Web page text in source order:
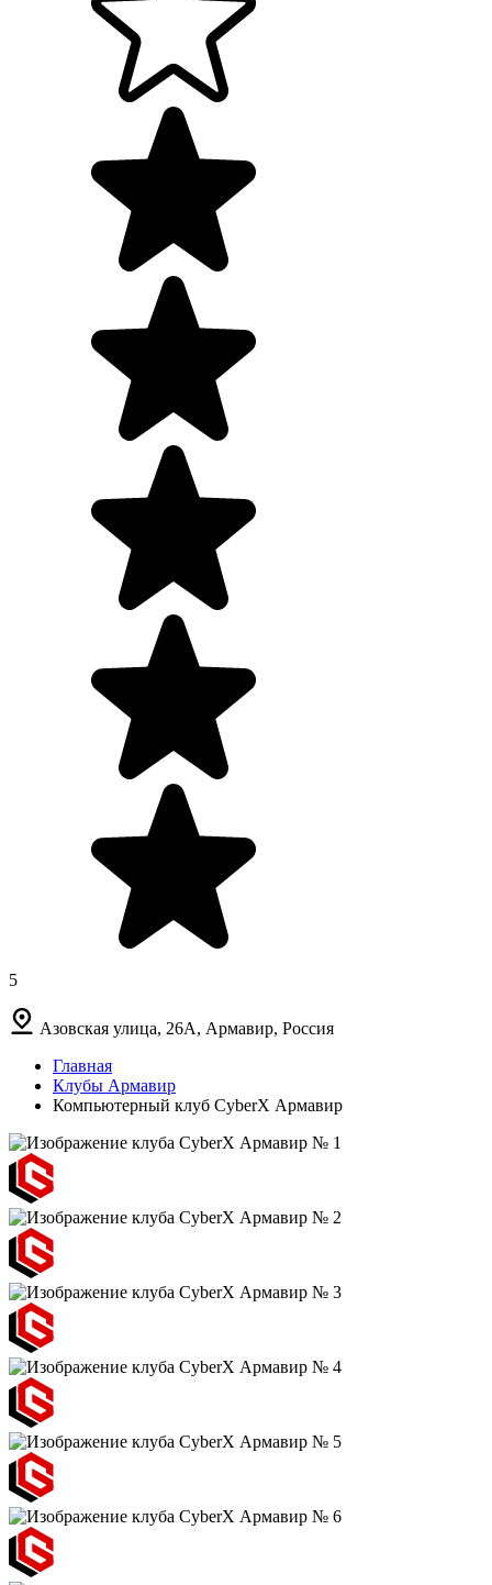
5
Азовская улица, 26А, Армавир, Россия
Главная
Клубы Армавир
Компьютерный клуб CyberX Армавир